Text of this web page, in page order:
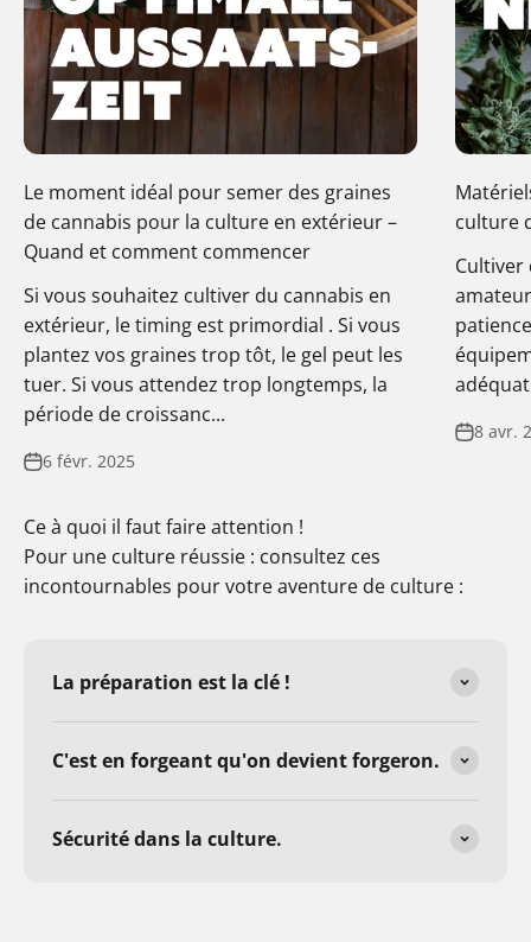
Le moment idéal pour semer des graines
de cannabis pour la culture en extérieur –
Quand et comment commencer
Si vous souhaitez cultiver du cannabis en
extérieur, le timing est primordial . Si vous
plantez vos graines trop tôt, le gel peut les
tuer. Si vous attendez trop longtemps, la
période de croissanc...
6 févr. 2025
culture
Cultiver
8 avr.
Ce à quoi il faut faire attention !
Pour une culture réussie : consultez ces
incontournables pour votre aventure de culture :
La préparation est la clé !
C'est en forgeant qu'on devient forgeron.
Sécurité dans la culture.